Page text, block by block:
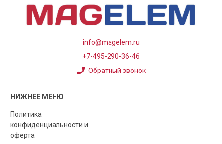
info@magelem.ru
+7-495-290-36-46
Обратный звонок
НИЖНЕЕ МЕНЮ
Политика
конфиденциальности и
оферта